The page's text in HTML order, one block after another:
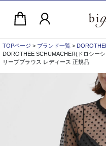
TOPページ > ブランド一覧 >
DOROTHEE SCHUMACHER(ドロシー
リーブブラウス レディース 正規品